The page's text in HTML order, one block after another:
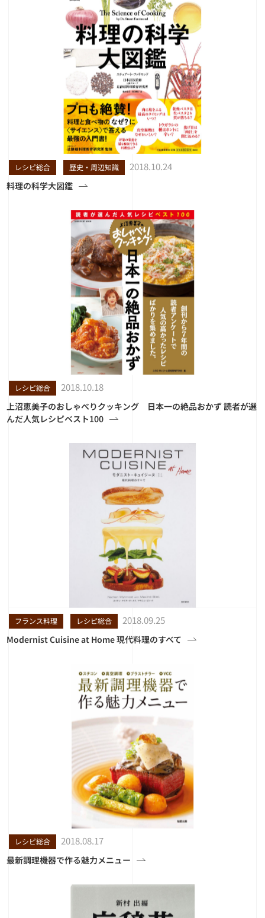
レシピ総合 歴史・周辺知識 2018.10.24
料理の科学大図鑑
レシピ総合 2018.10.18
上沼恵美子のおしゃべりクッキング 日本一の絶品おかず 読者が選
んだ人気レシピベスト100
フランス料理 レシピ総合 2018.09.25
Modernist Cuisine at Home 現代料理のすべて
レシピ総合 2018.08.17
最新調理機器で作る魅力メニュー